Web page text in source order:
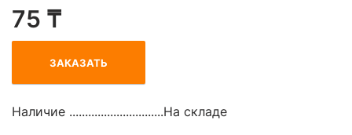
75 ₸
ЗАКАЗАТЬ
Наличие ..............................На складе